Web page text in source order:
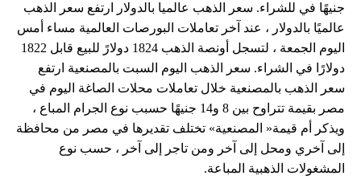
جنيهًا في للشراء. سعر الذهب عالميا بالدولار ارتفع سعر الذهب
عالميًا بالدولار ، عند آخر تعاملات البورصات العالمية مساء أمس
اليوم الجمعة ، لتسجل أونصة الذهب 1824 دولارً للبيع قابل 1822
دولارًا في الشراء. سعر الذهب اليوم السبت بالمصنعية ارتفع
سعر الذهب بالمصنعية خلال تعاملات محلات الصاغة اليوم في
مصر بقيمة تتراوح بين 8 و14 جنيهًا حسبب نوع الجرام المباع ،
ويذكر أم قيمة« المصنعية» تختلف تقديرها في مصر من محافظة
إلى آخري ومحل إلى آخر ومن تاجر إلى آخر ، حسب نوع
المشغولات الذهبية المباعة.